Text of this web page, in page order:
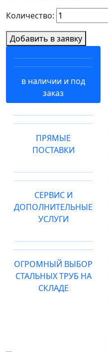
Количество:
Добавить в заявку
в наличии и под
заказ
ПРЯМЫЕ
ПОСТАВКИ
СЕРВИС И
ДОПОЛНИТЕЛЬНЫЕ
УСЛУГИ
ОГРОМНЫЙ ВЫБОР
СТАЛЬНЫХ ТРУБ НА
СКЛАДЕ